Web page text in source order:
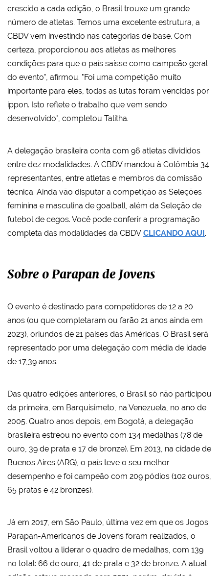
crescido a cada edição, o Brasil trouxe um grande
número de atletas. Temos uma excelente estrutura, a
CBDV vem investindo nas categorias de base. Com
certeza, proporcionou aos atletas as melhores
condições para que o país saísse como campeão geral
do evento", afirmou. "Foi uma competição muito
importante para eles, todas as lutas foram vencidas por
ippon. Isto reflete o trabalho que vem sendo
desenvolvido", completou Talitha.
A delegação brasileira conta com 96 atletas divididos
entre dez modalidades. A CBDV mandou à Colômbia 34
representantes, entre atletas e membros da comissão
técnica. Ainda vão disputar a competição as Seleções
feminina e masculina de goalball, além da Seleção de
futebol de cegos. Você pode conferir a programação
completa das modalidades da CBDV CLICANDO AQUI.
Sobre o Parapan de Jovens
O evento é destinado para competidores de 12 a 20
anos (ou que completaram ou farão 21 anos ainda em
2023), oriundos de 21 países das Américas. O Brasil será
representado por uma delegação com média de idade
de 17,39 anos.
Das quatro edições anteriores, o Brasil só não participou
da primeira, em Barquisimeto, na Venezuela, no ano de
2005. Quatro anos depois, em Bogotá, a delegação
brasileira estreou no evento com 134 medalhas (78 de
ouro, 39 de prata e 17 de bronze). Em 2013, na cidade de
Buenos Aires (ARG), o país teve o seu melhor
desempenho e foi campeão com 209 pódios (102 ouros,
65 pratas e 42 bronzes).
Já em 2017, em São Paulo, última vez em que os Jogos
Parapan-Americanos de Jovens foram realizados, o
Brasil voltou a liderar o quadro de medalhas, com 139
no total: 66 de ouro, 41 de prata e 32 de bronze. A atual